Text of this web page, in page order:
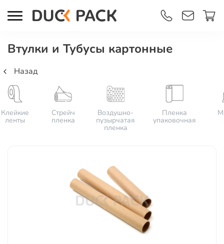
Втулки и Тубусы картонные
Назад
Клейкие
ленты
Стрейч
пленка
Воздушно-
пузырчатая
пленка
Пленка
упаковочная